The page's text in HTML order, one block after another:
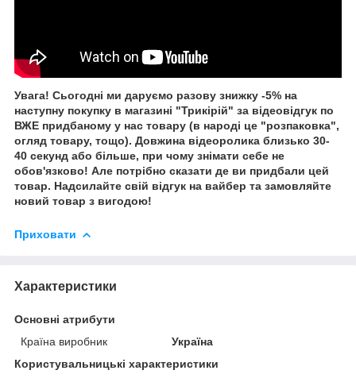
Увага! Сьогодні ми даруємо разову знижку -5% на
наступну покупку в магазині "Трикірій" за відеовідгук по
ВЖЕ придбаному у нас товару (в народі це "розпаковка",
огляд товару, тощо). Довжина відеоролика близько 30-
40 секунд або більше, при чому знімати себе не
обов'язково! Але потрібно сказати де ви придбали цей
товар. Надсилайте свій відгук на вайбер та замовляйте
новий товар з вигодою!
Приховати
Характеристики
Основні атрибути
Країна виробник
Україна
Користувальницькі характеристики